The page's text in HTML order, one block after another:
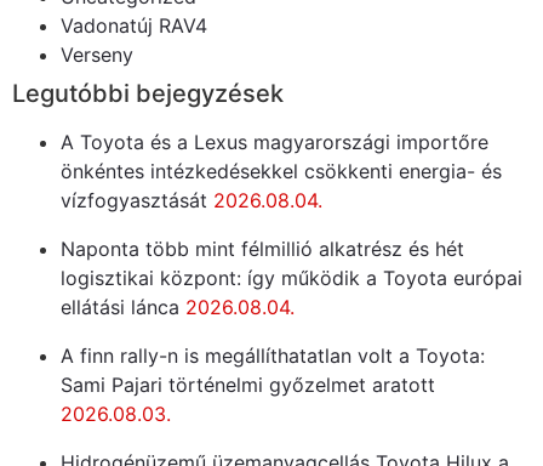
Vadonatúj RAV4
Verseny
Legutóbbi bejegyzések
A Toyota és a Lexus magyarországi importőre
önkéntes intézkedésekkel csökkenti energia- és
vízfogyasztását 2026.08.04.
Naponta több mint félmillió alkatrész és hét
logisztikai központ: így működik a Toyota európai
ellátási lánca 2026.08.04.
A finn rally-n is megállíthatatlan volt a Toyota:
Sami Pajari történelmi győzelmet aratott
2026.08.03.